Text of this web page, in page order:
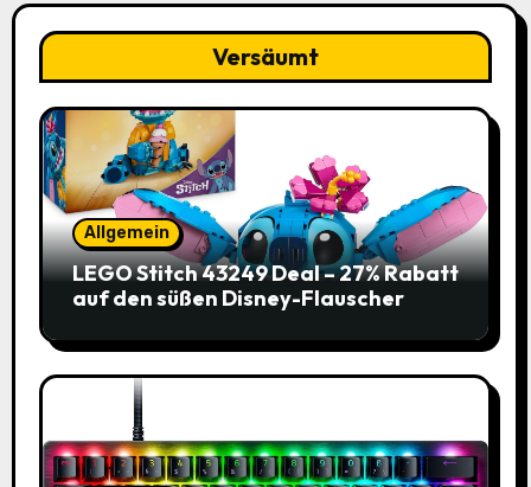
Versäumt
Allgemein
LEGO Stitch 43249 Deal – 27% Rabatt
auf den süßen Disney-Flauscher